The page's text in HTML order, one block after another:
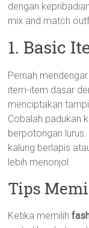
dengan
mix and match
1. Basic
Pernah
item-item dasar
menciptakan
Cobalah padukan
berpotongan
kalung berlapis
lebih menonjol.
Tips
Ketika memilih